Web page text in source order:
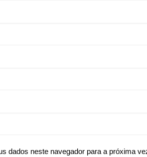
dados neste navegador para a próxima